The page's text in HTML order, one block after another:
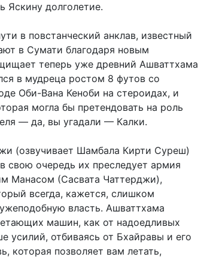
Яскину долголетие.
в повстанческий анклав, известный
в Сумати благодаря новым
теперь уже древний Ашваттхама
в мудреца ростом 8 футов со
Оби-Вана Кеноби на стероидах, и
могла бы претендовать на роль
— да, вы угадали — Калки.
(озвучивает Шамбала Кирти Суреш)
свою очередь их преследует армия
Манасом (Сасвата Чаттерджи),
всегда, кажется, слишком
власть. Ашваттхама
машин, как от надоедливых
усилий, отбиваясь от Бхайравы и его
которая позволяет вам летать,